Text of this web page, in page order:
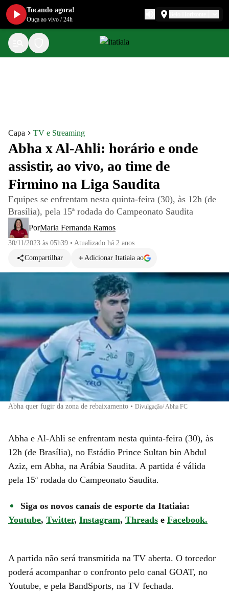
Capa TV e Streaming
Abha x Al-Ahli: horário e onde
assistir, ao vivo, ao time de
Firmino na Liga Saudita
Equipes se enfrentam nesta quinta-feira (30), às 12h (de
Brasília), pela 15ª rodada do Campeonato Saudita
PorMaria Fernanda Ramos
30/11/2023 às 05h39 • Atualizado há 2 anos
Compartilhar
Adicionar Itatiaia ao
Abha quer fugir da zona de rebaixamento • Divulgação/ Abha FC
Abha e Al-Ahli se enfrentam nesta quinta-feira (30), às
12h (de Brasília), no Estádio Prince Sultan bin Abdul
Aziz, em Abha, na Arábia Saudita. A partida é válida
pela 15ª rodada do Campeonato Saudita.
Siga os novos canais de esporte da Itatiaia:
Youtube, Twitter, Instagram, Threads e Facebook.
A partida não será transmitida na TV aberta. O torcedor
poderá acompanhar o confronto pelo canal GOAT, no
Youtube, e pela BandSports, na TV fechada.
Tocando agora!
Ouça ao vivo /24h